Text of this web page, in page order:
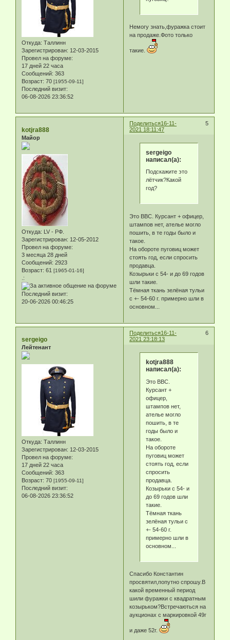
Откуда: Таллинн
Зарегистрирован: 12-03-2015
Провел на форуме:
17 дней 22 часа
Сообщений: 363
Возраст: 70 [1955-09-11]
Последний визит:
06-08-2026 23:36:52
Немогу знать,фуражка стоит
на продаже.Фото только
такие.
Поделиться 5
16-11-
2021 18:11:47
kotjra888
Майор
Откуда: LV - РФ.
Зарегистрирован: 12-05-2012
Провел на форуме:
3 месяца 28 дней
Сообщений: 2923
Возраст: 61 [1965-01-16]
.:
Последний визит:
20-06-2026 00:46:25
sergeigo
написал(а):
Подскажите это
лётчик?Какой
год?
Это ВВС. Курсант + офицер,
штампов нет, ателье могло
пошить, в те годы было и
такое.
На обороте пуговиц может
стоять год, если спросить
продавца.
Козырьки с 54- и до 69 годов
шли такие.
Тёмная ткань зелёная тульи
с +- 54-60 г. примерно шли в
основном...
Поделиться 6
16-11-
2021 23:18:13
sergeigo
Лейтенант
Откуда: Таллинн
Зарегистрирован: 12-03-2015
Провел на форуме:
17 дней 22 часа
Сообщений: 363
Возраст: 70 [1955-09-11]
Последний визит:
06-08-2026 23:36:52
kotjra888
написал(а):
Это ВВС.
Курсант +
офицер,
штампов нет,
ателье могло
пошить, в те
годы было и
такое.
На обороте
пуговиц может
стоять год, если
спросить
продавца.
Козырьки с 54- и
до 69 годов шли
такие.
Тёмная ткань
зелёная тульи с
+- 54-60 г.
примерно шли в
основном...
Спасибо Константин
просвятил,попутно спрошу.В
какой временный период
шили фуражки с квадратным
козырьком?Встречаються на
аукционах с маркировкой 49г
и даже 52г.